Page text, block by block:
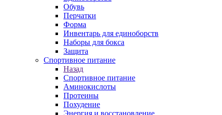
Обувь
Перчатки
Форма
Инвентарь для единоборств
Наборы для бокса
Защита
Спортивное питание
Назад
Спортивное питание
Аминокислоты
Протеины
Похудение
Энергия и восстановление